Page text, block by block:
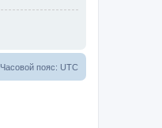
Часовой пояс: UTC